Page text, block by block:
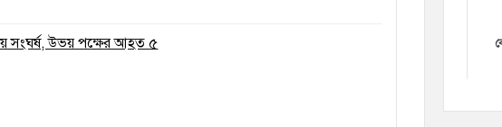
সংঘর্ষ, উভয় পক্ষের আহত ৫